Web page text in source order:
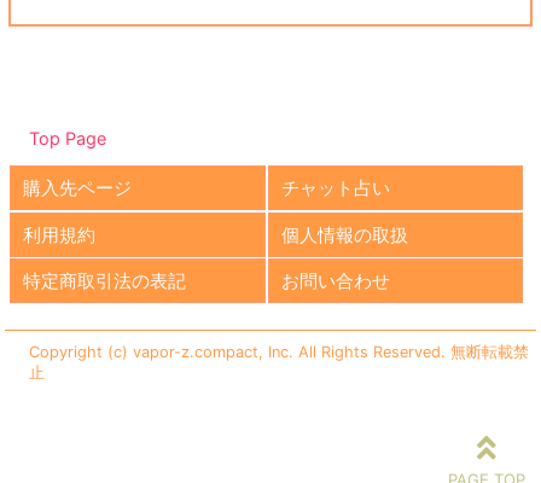
Top Page
購入先ページ チャット占い
利用規約 個人情報の取扱
特定商取引法の表記 お問い合わせ
Copyright (c) vapor-z.compact, Inc. All Rights Reserved. 無断転載禁
止